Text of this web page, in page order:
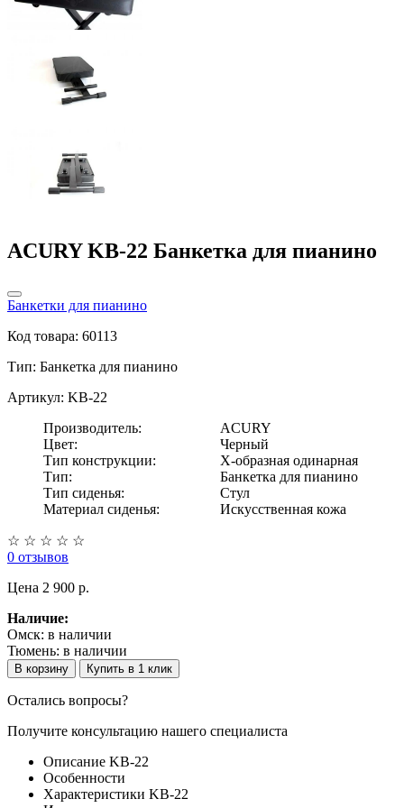
ACURY KB-22 Банкетка для пианино
Банкетки для пианино
Код товара: 60113
Тип: Банкетка для пианино
Артикул: KB-22
Производитель:
ACURY
Цвет:
Черный
Тип конструкции:
Х-образная одинарная
Тип:
Банкетка для пианино
Тип сиденья:
Стул
Материал сиденья:
Искусственная кожа
☆ ☆ ☆ ☆ ☆
0 отзывов
Цена 2 900 p.
Наличие:
Омск: в наличии
Тюмень: в наличии
В корзину Купить в 1 клик
Остались вопросы?
Получите консультацию нашего специалиста
Описание KB-22
Особенности
Характеристики KB-22